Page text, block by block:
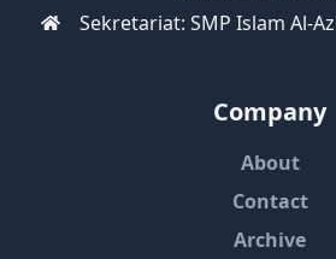
Sekretariat: SMP Islam Al-
Company
About
Contact
Archive